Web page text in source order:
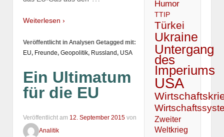
Weiterlesen ›
Veröffentlicht in Analysen Getagged mit:
EU, Freunde, Geopolitik, Russland, USA
Ein Ultimatum
für die EU
Veröffentlicht am 12. September 2015 von
Analitik
Humor
TTIP
Türkei
Ukraine
Untergang
des
Imperiums
USA
Zweiter
Weltkrieg